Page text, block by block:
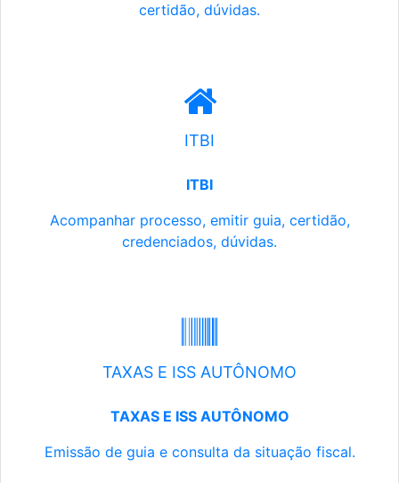
certidão, dúvidas.
ITBI
ITBI
Acompanhar processo, emitir guia, certidão,
credenciados, dúvidas.
TAXAS E ISS AUTÔNOMO
TAXAS E ISS AUTÔNOMO
Emissão de guia e consulta da situação fiscal.